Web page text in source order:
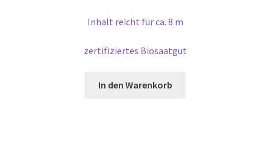
Inhalt reicht für ca. 8 m
zertifiziertes Biosaatgut
In den Warenkorb